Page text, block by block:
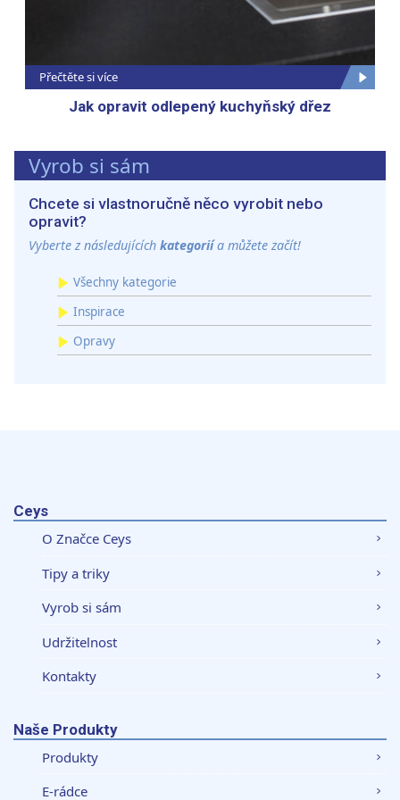
Přečtěte si více
Jak opravit odlepený kuchyňský dřez
Vyrob si sám
Chcete si vlastnoručně něco vyrobit nebo
opravit?
Vyberte z následujících kategoriía můžete začít!
Všechny kategorie
Inspirace
Opravy
Ceys
O Značce Ceys
Tipy a triky
Vyrob si sám
Udržitelnost
Kontakty
Naše Produkty
Produkty
E-rádce